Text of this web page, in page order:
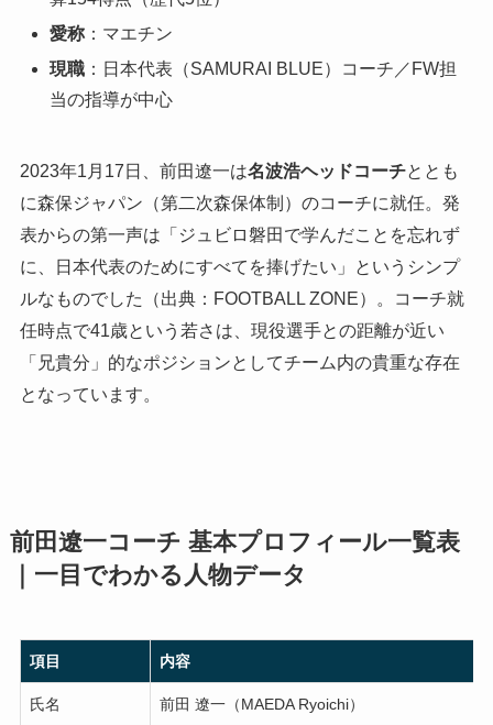
愛称：マエチン
現職：日本代表（SAMURAI BLUE）コーチ／FW担
当の指導が中心
2023年1月17日、前田遼一は名波浩ヘッドコーチととも
に森保ジャパン（第二次森保体制）のコーチに就任。発
表からの第一声は「ジュビロ磐田で学んだことを忘れず
に、日本代表のためにすべてを捧げたい」というシンプ
ルなものでした（出典：FOOTBALL ZONE）。コーチ就
任時点で41歳という若さは、現役選手との距離が近い
「兄貴分」的なポジションとしてチーム内の貴重な存在
となっています。
前田遼一コーチ 基本プロフィール一覧表
｜一目でわかる人物データ
項目 内容
氏名 前田 遼一（MAEDA Ryoichi）